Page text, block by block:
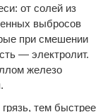
от солей из
выбросов
при смешении
— электролит.
железо
тем быстрее